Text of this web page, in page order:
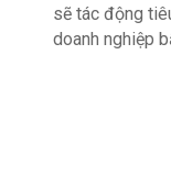
sẽ tác động
doanh nghiệp